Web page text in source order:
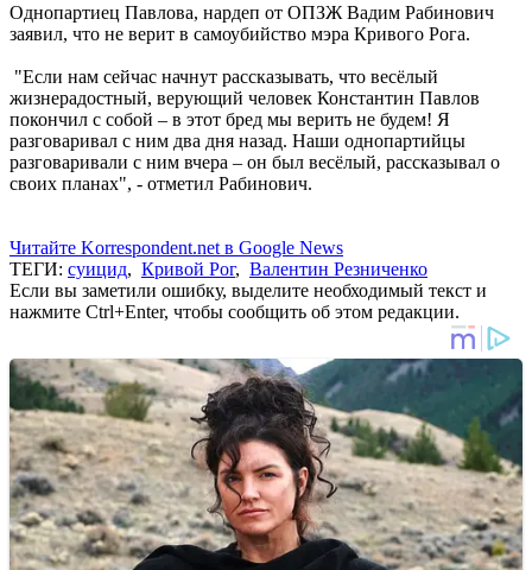
Однопартиец Павлова, нардеп от ОПЗЖ Вадим Рабинович
заявил, что не верит в самоубийство мэра Кривого Рога.
"Если нам сейчас начнут рассказывать, что весёлый
жизнерадостный, верующий человек Константин Павлов
покончил с собой – в этот бред мы верить не будем! Я
разговаривал с ним два дня назад. Наши однопартийцы
разговаривали с ним вчера – он был весёлый, рассказывал о
своих планах", - отметил Рабинович.
Читайте Korrespondent.net в Google News
ТЕГИ: суицид, Кривой Рог, Валентин Резниченко
Если вы заметили ошибку, выделите необходимый текст и
нажмите Ctrl+Enter, чтобы сообщить об этом редакции.